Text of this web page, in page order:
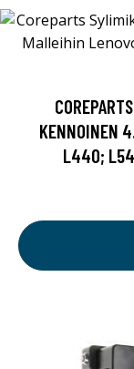
KENNOINEN
L440;